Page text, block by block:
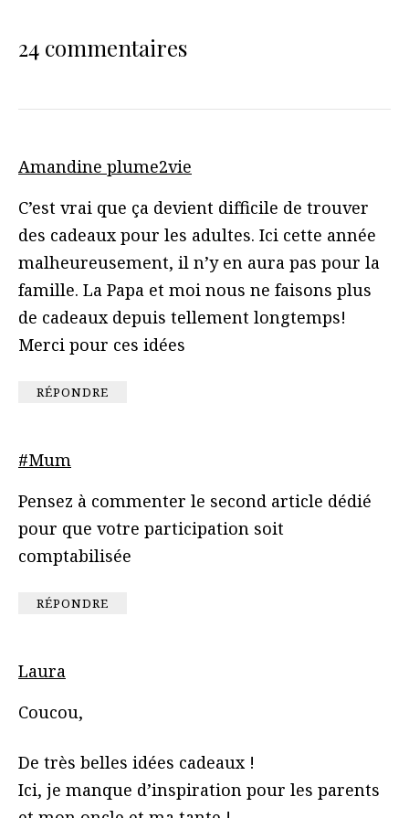
24 commentaires
Amandine plume2vie
C’est vrai que ça devient difficile de trouver
des cadeaux pour les adultes. Ici cette année
malheureusement, il n’y en aura pas pour la
famille. La Papa et moi nous ne faisons plus
de cadeaux depuis tellement longtemps!
Merci pour ces idées
RÉPONDRE
#Mum
Pensez à commenter le second article dédié
pour que votre participation soit
comptabilisée
RÉPONDRE
Laura
Coucou,
De très belles idées cadeaux !
Ici, je manque d’inspiration pour les parents